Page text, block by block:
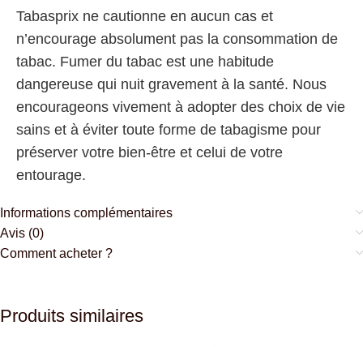
Tabasprix ne cautionne en aucun cas et
n’encourage absolument pas la consommation de
tabac. Fumer du tabac est une habitude
dangereuse qui nuit gravement à la santé. Nous
encourageons vivement à adopter des choix de vie
sains et à éviter toute forme de tabagisme pour
préserver votre bien-être et celui de votre
entourage.
Informations complémentaires
Avis (0)
Comment acheter ?
Produits similaires